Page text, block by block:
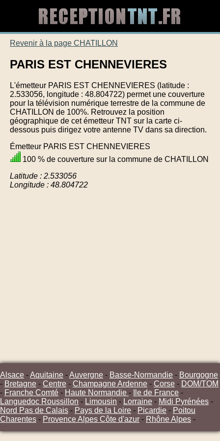
Revenir à la page CHATILLON
PARIS EST CHENNEVIERES
L'émetteur PARIS EST CHENNEVIERES (latitude :
2.533056, longitude : 48.804722) permet une couverture
pour la télévision numérique terrestre de la commune de
CHATILLON de 100%. Retrouvez la position
géographique de cet émetteur TNT sur la carte ci-
dessous puis dirigez votre antenne TV dans sa direction.
Émetteur PARIS EST CHENNEVIERES
100 % de couverture sur la commune de CHATILLON
Latitude : 2.533056
Longitude : 48.804722
Alsace -Aquitaine -Auvergne - Basse-Normandie - Bourgogne
- Bretagne - Centre - Champagne Ardenne - Corse - DOM/TOM
- Franche Comté - Haute Normandie - Ile de France -
Languedoc Roussillon - Limousin - Lorraine - Midi Pyrénées -
Nord Pas de Calais - Pays de la Loire - Picardie - Poitou
Charentes - Provence Alpes Côte d'azur - Rhône Alpes -